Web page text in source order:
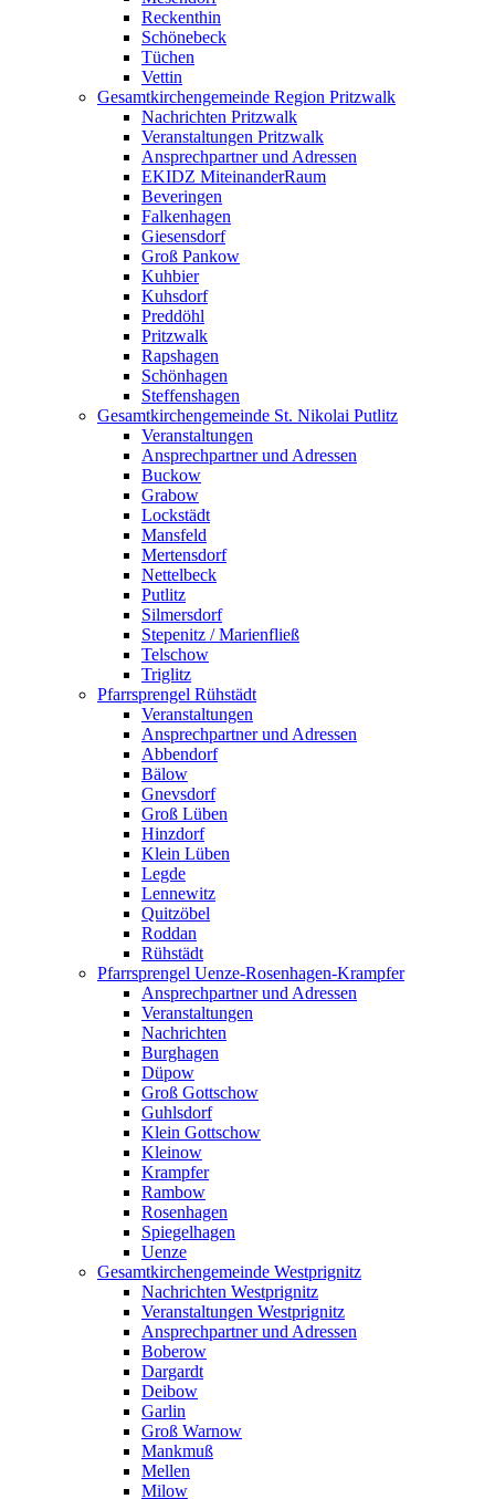
Reckenthin
Schönebeck
Tüchen
Vettin
Gesamtkirchengemeinde Region Pritzwalk
Nachrichten Pritzwalk
Veranstaltungen Pritzwalk
Ansprechpartner und Adressen
EKIDZ MiteinanderRaum
Beveringen
Falkenhagen
Giesensdorf
Groß Pankow
Kuhbier
Kuhsdorf
Preddöhl
Pritzwalk
Rapshagen
Schönhagen
Steffenshagen
Gesamtkirchengemeinde St. Nikolai Putlitz
Veranstaltungen
Ansprechpartner und Adressen
Buckow
Grabow
Lockstädt
Mansfeld
Mertensdorf
Nettelbeck
Putlitz
Silmersdorf
Stepenitz / Marienfließ
Telschow
Triglitz
Pfarrsprengel Rühstädt
Veranstaltungen
Ansprechpartner und Adressen
Abbendorf
Bälow
Gnevsdorf
Groß Lüben
Hinzdorf
Klein Lüben
Legde
Lennewitz
Quitzöbel
Roddan
Rühstädt
Pfarrsprengel Uenze-Rosenhagen-Krampfer
Ansprechpartner und Adressen
Veranstaltungen
Nachrichten
Burghagen
Düpow
Groß Gottschow
Guhlsdorf
Klein Gottschow
Kleinow
Krampfer
Rambow
Rosenhagen
Spiegelhagen
Uenze
Gesamtkirchengemeinde Westprignitz
Nachrichten Westprignitz
Veranstaltungen Westprignitz
Ansprechpartner und Adressen
Boberow
Dargardt
Deibow
Garlin
Groß Warnow
Mankmuß
Mellen
Milow